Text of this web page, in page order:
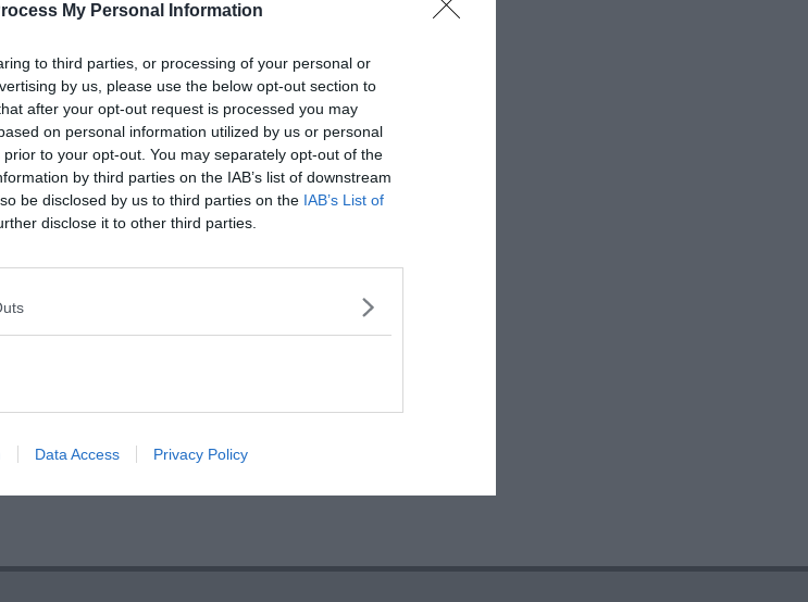
My Personal Information
to third parties, or processing of your personal or
by us, please use the below opt-out section to
after your opt-out request is processed you may
on personal information utilized by us or personal
to your opt-out. You may separately opt-out of the
by third parties on the IAB’s list of downstream
be disclosed by us to third parties on the IAB’s List of
disclose it to other third parties.
Data Access Privacy Policy
e dalle cittadine".
della Gruccia trova
della comunità, dei Punti di intervento
differibili con accesso
la centrale operativa regionale
contribuendo a ridurre gli